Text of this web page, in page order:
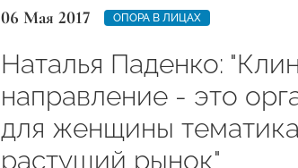
06 Мая 2017 ОПОРА В ЛИЦАХ
Наталья Паденко:
направление - это
для женщины
растущий рынок"